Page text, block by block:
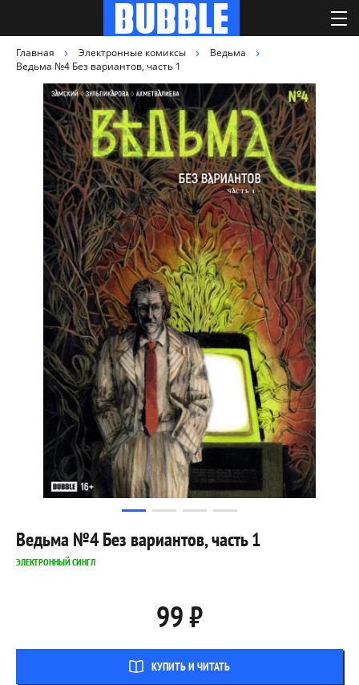
Главная Электронные комиксы
Ведьма
Ведьма №4 Без вариантов, часть 1
Ведьма №4 Без вариантов, часть 1
ЭЛЕКТРОННЫЙ СИНГЛ
99 ₽
КУПИТЬ И ЧИТАТЬ